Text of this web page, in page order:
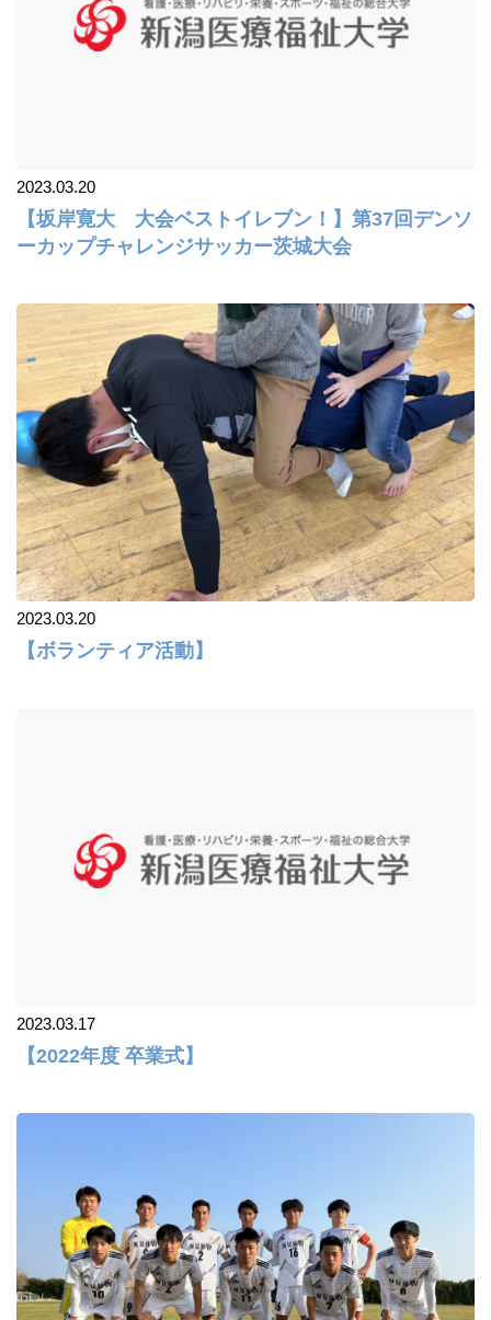
2023.03.20
【坂岸寛大 大会ベストイレブン！】第37回デンソ
ーカップチャレンジサッカー茨城大会
2023.03.20
【ボランティア活動】
2023.03.17
【2022年度 卒業式】